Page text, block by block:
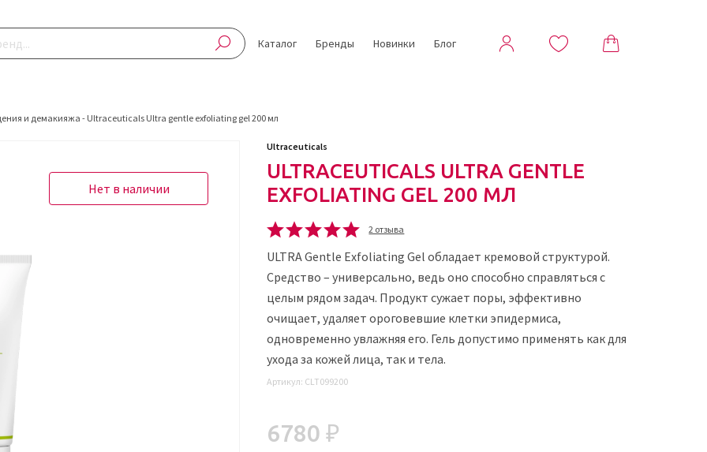
Каталог Бренды Новинки Блог
и демакияжа- Ultraceuticals Ultra gentle exfoliating gel 200 мл
Нет в наличии
Ultraceuticals
ULTRACEUTICALS ULTRA GENTLE
EXFOLIATING GEL 200 МЛ
2 отзыва
ULTRA Gentle Exfoliating Gel обладает кремовой структурой.
Средство – универсально, ведь оно способно справляться с
целым рядом задач. Продукт сужает поры, эффективно
очищает, удаляет ороговевшие клетки эпидермиса,
одновременно увлажняя его. Гель допустимо применять как для
ухода за кожей лица, так и тела.
Артикул: CLT099200
6780 ₽